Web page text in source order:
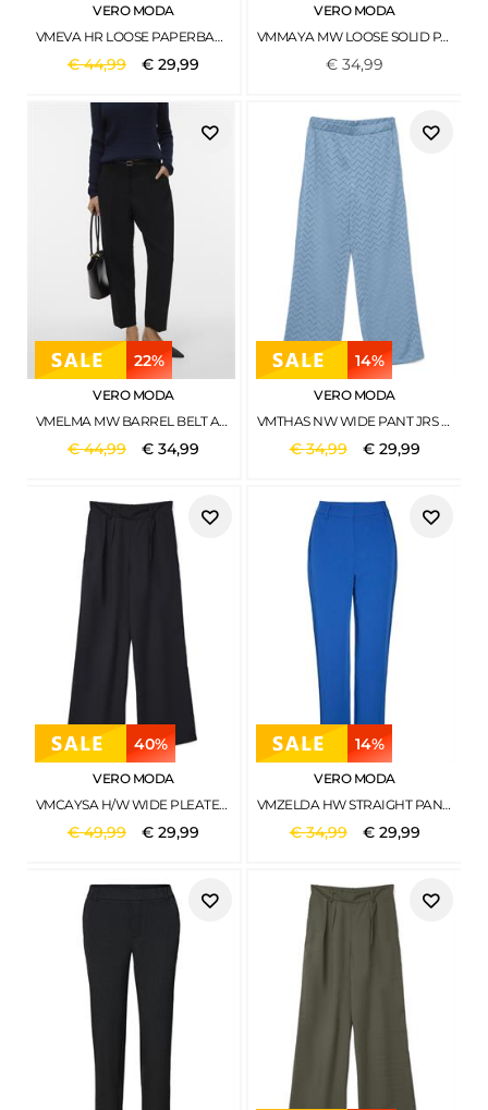
VERO MODA
VMEVA HR LOOSE PAPERBAG PANT GA NOOS BLACK
€44,99 € 29,99
VERO MODA
VMMAYA MW LOOSE SOLID PANT NOOS HELLGRAU2
€34,99
22%
VERO MODA
VMELMA MW BARREL BELT ANKLE PANT NOOS BLACK
€44,99 € 34,99
14%
VERO MODA
VMTHAS NW WIDE PANT JRS GA VO AIRY BLUE
€34,99 € 29,99
40%
VERO MODA
VMCAYSA H/W WIDE PLEATED PANT WVN EXP BLACK
€49,99 € 29,99
14%
VERO MODA
VMZELDA HW STRAIGHT PANT ENT BEAUCOUP BLUE
€34,99 € 29,99